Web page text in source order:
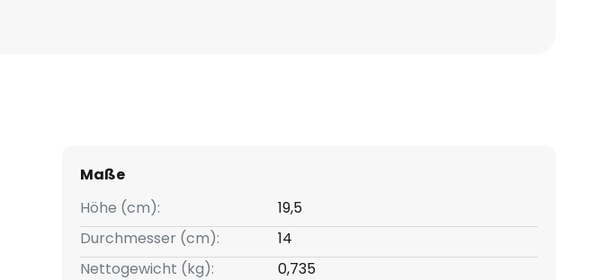
Maße
Höhe (cm):
19,5
Durchmesser (cm):
14
Nettogewicht (kg):
0,735